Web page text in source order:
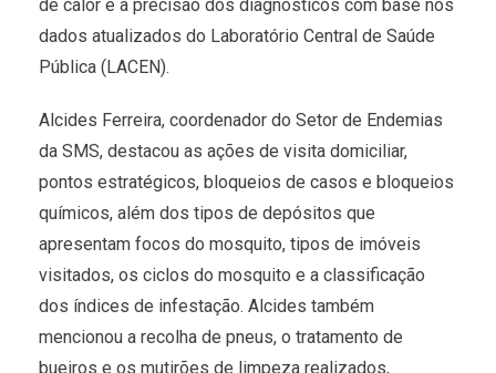
de calor e a precisão dos diagnósticos com base nos
dados atualizados do Laboratório Central de Saúde
Pública (LACEN).
Alcides Ferreira, coordenador do Setor de Endemias
da SMS, destacou as ações de visita domiciliar,
pontos estratégicos, bloqueios de casos e bloqueios
químicos, além dos tipos de depósitos que
apresentam focos do mosquito, tipos de imóveis
visitados, os ciclos do mosquito e a classificação
dos índices de infestação. Alcides também
mencionou a recolha de pneus, o tratamento de
bueiros e os mutirões de limpeza realizados,